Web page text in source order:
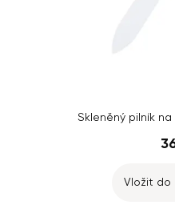
Skleněný pilník
Vložit do